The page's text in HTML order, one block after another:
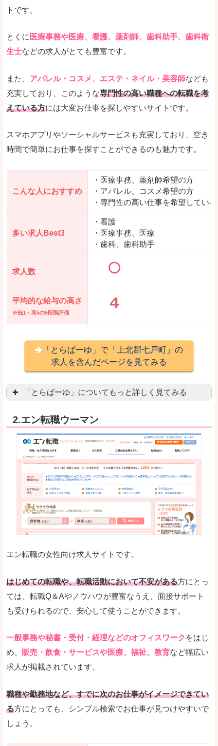
トです。
とくに 医療事務や医療、看護、薬剤師、歯科助手、歯科衛
生士などの求人がとても豊富です。
また、 アパレル・コスメ、エステ・ネイル・美容師なども
充実しており、このような専門性の高い職種への転職を考
えている方には大変お仕事を探しやすいサイトです。
スマホアプリやソーシャルサービスも充実しており、空き
時間で簡単にお仕事を探すことができるのも魅力です。
こんな人におすすめ
・医療事務、薬剤師希望の方
・アパレル、コスメ希望の方
・専門性の高い仕事を希望してい
多い求人Best3
・看護
・医療事務、医療
・歯科、歯科助手
求人数
平均的な給与の高さ
※低1～高5の5段階評価
「とらばーゆ」で「上北郡七戸町」の
求人を含んだページを見てみる
「とらばーゆ」についてもっと詳しく見てみる
良いところ
スマホアプリやソーシャルアカウントが充実して
「ファッション・ブランドページ」という検索
悪いところ
事務などのオフィスワークを探している方にとっ
専門性が強い部分があるので、逆に一般的なお仕
詳しい説明
とにかく、女性ならではの職種の専門性が高いの
また、アパレル・コスメ、エステ・ネイル・美容
人気度
専門性が高いので、これらのお仕事に転職を考
リクルートグループなので、大手という安心感も
使いやすさ
検索がしやすく、求人詳細にも画像やイラストな
2.エン転職ウーマン
エン転職の女性向け求人サイトです。
はじめての転職や、転職活動において不安がある方にとっ
ては、転職Q＆Aやノウハウが豊富なうえ、面接サポート
も受けられるので、安心して使うことができます。
一般事務や秘書・受付・経理などのオフィスワーク をはじ
め、 販売・飲食・サービスや医療、福祉、教育など幅広い
求人が掲載されています。
職種や勤務地など、すでに次のお仕事がイメージできてい
る方にとっても、シンプル検索でお仕事が見つけやすいで
しょう。